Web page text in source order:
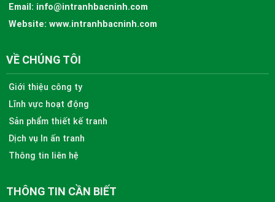
Email: info@intranhbacninh.com
Website: www.intranhbacninh.com
VỀ CHÚNG TÔI
Giới thiệu công ty
Lĩnh vực hoạt động
Sản phẩm thiết kế tranh
Dịch vụ In ấn tranh
Thông tin liên hệ
THÔNG TIN CẦN BIẾT